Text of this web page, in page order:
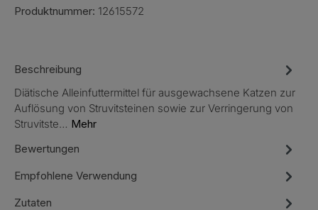
Produktnummer: 12615572
Beschreibung
Diätische Alleinfuttermittel für ausgewachsene Katzen zur
Auflösung von Struvitsteinen sowie zur Verringerung von
Struvitste… Mehr
Bewertungen
Empfohlene Verwendung
Zutaten